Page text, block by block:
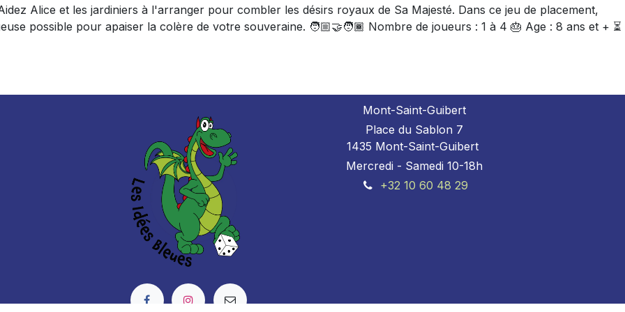
Alice et les jardiniers à l'arranger pour combler les désirs royaux de Sa Majesté. Dans ce jeu de placement,
possible pour apaiser la colère de votre souveraine. 🧑🏼‍🤝‍🧑🏾 Nombre de joueurs : 1 à 4 🎂 Age : 8 ans et + ⏳
Mont-Saint-Guibert
Place du Sablon 7
1435 Mont-Saint-Guibert
Mercredi - Samedi 10-18h
+32 10 60 48 29